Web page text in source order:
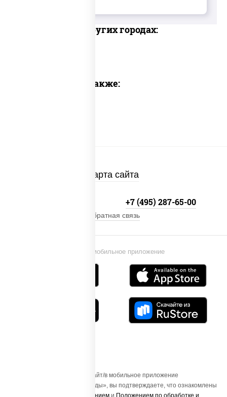
Доставка в других городах:
Предлагаем также:
Карта сайта
Установи мобильное приложение
+7 (495) 287-65-00
Обратная связь
Осуществляя вход на этот Сайт/в мобильное приложение
«ПиццаСушиВок - доставка еды», вы подтверждаете, что ознакомлены
Пользовательским соглашением и Положением по обработке и